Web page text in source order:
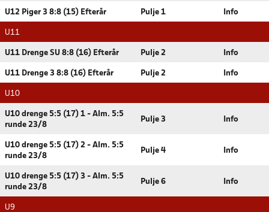
U12 Piger 3 8:8 (15) Efterår Pulje 1 Info
U11
U11 Drenge SU 8:8 (16) Efterår Pulje 2 Info
U11 Drenge 3 8:8 (16) Efterår Pulje 2 Info
U10
U10 drenge 5:5 (17) 1 - Alm. 5:5
runde 23/8
Pulje 3 Info
U10 drenge 5:5 (17) 2 - Alm. 5:5
runde 23/8
Pulje 4 Info
U10 drenge 5:5 (17) 3 - Alm. 5:5
runde 23/8
Pulje 6 Info
U9